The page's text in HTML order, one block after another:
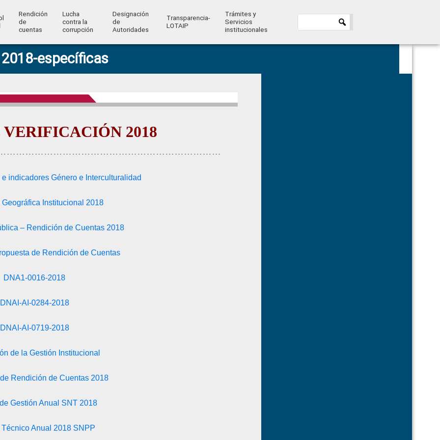
Rendición
de
cuentas
Lucha
contra la
corrupción
Designación
de
Autoridades
Transparencia-
LOTAIP
Trámites y
Servicios
institucionales
2018-específicas
2018
indicadores Género e Interculturalidad
Geográfica Institucional 2018
– Rendición de Cuentas 2018
de Rendición de Cuentas
DNA1-0016-2018
DNAI-AI-0284-2018
DNAI-AI-0719-2018
de la Gestión Institucional
Rendición de Cuentas 2018
de Gestión Anual SNT 2018
Técnico Anual 2018 SNPP